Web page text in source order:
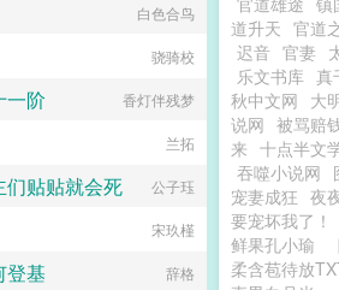
道升天 官道
迟音 官妻
乐文书库 真
秋中文网 大
说网 被骂赔
来 十点半文
吞噬小说网
宠妻成狂 夜
要宠坏我了！
鲜果孔小瑜
柔含苞待放
白色合鸟
骁骑校
一阶 香灯伴残梦
兰拓
们贴贴就会死 公子珏
宋玖槿
登基 辞格